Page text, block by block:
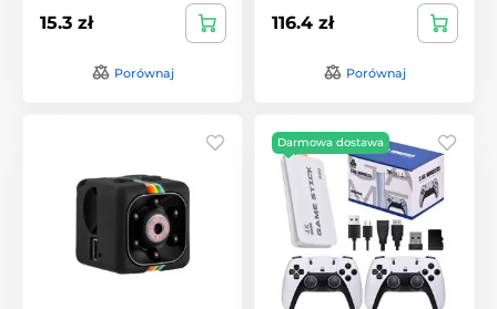
15.3 zł
Porównaj
116.4 zł
Porównaj
Darmowa dostawa